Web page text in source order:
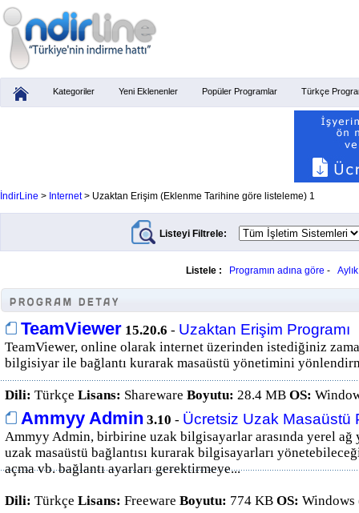
Kategoriler Yeni Eklenenler Popüler Programlar Türkçe
İndirLine > Internet> Uzaktan Erişim (Eklenme Tarihine göre listeleme) 1
Listeyi Filtrele:
Listele : Programın adına göre -
TeamViewer 15.20.6 - Uzaktan Erişim Programı
TeamViewer, online olarak internet üzerinden istediğiniz
bilgisiyar ile bağlantı kurarak masaüstü yönetimini
Dili: Türkçe Lisans: Shareware Boyutu: 28.4 MB OS:
Ammyy Admin 3.10 - Ücretsiz Uzak Masaüstü
Ammyy Admin, birbirine uzak bilgisayarlar arasında yerel ağ
uzak masaüstü bağlantısı kurarak bilgisayarları
açma vb. bağlantı ayarları gerektirmeye...
Dili: Türkçe Lisans: Freeware Boyutu: 774 KB OS: Windows